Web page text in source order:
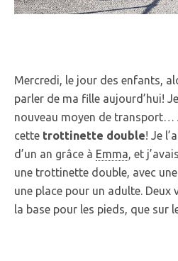
Mercredi, le jour des enfants,
parler de ma fille aujourd’hui!
nouveau moyen de transport…
cette trottinette double! Je
d’un an grâce à Emma , et
une trottinette double, avec
une place pour un adulte. Deux
la base pour les pieds, que sur